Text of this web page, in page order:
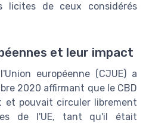
licites de ceux considérés
et leur impact
européenne (CJUE) a
2020 affirmant que le CBD
et pouvait circuler librement
de l'UE, tant qu'il était